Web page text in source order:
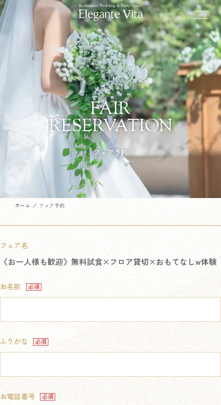
FAIR
RESERVATION
フェア予約
ホーム フェア予約
フェア名
《お一人様も歓迎》無料試食×フロア貸切×おもてなしw体験
お名前
ふりがな
お電話番号